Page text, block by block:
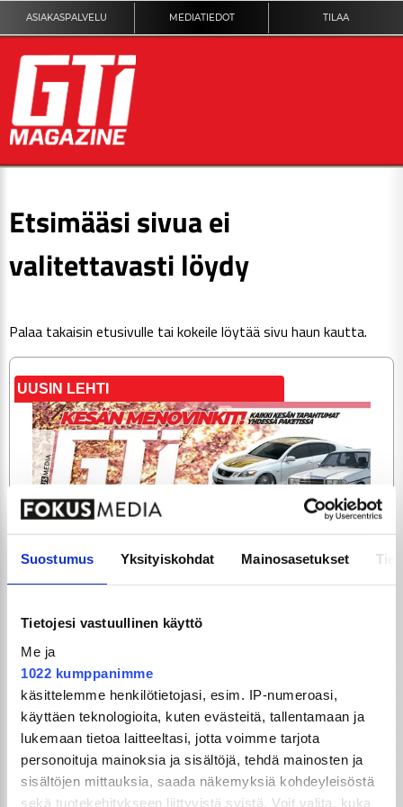
Suostumus Yksityiskohdat Mainosasetukset
Tietojesi vastuullinen käyttö
Me ja
1022 kumppanimme
käsittelemme henkilötietojasi, esim. IP-numeroasi,
käyttäen teknologioita, kuten evästeitä, tallentamaan ja
lukemaan tietoa laitteeltasi, jotta voimme tarjota
personoituja mainoksia ja sisältöjä, tehdä mainosten ja
sisältöjen mittauksia, saada näkemyksiä kohdeyleisöstä
sekä tuotekehitykseen liittyvistä syistä. Voit valita, kuka
ASIAKASPALVELU MEDIATIEDOT TILAA
KILPAILUT
TEKNIIKKA
ARTIKKELIT
TILAA
Etsimääsi sivua ei
valitettavasti löydy
Palaa takaisin etusivulle tai kokeile löytää sivu haun kautta.
UUSIN LEHTI
GTi-Magazinen numero 5 / 2026 julkaistaan
3.6.2026!
UUSIMMAT